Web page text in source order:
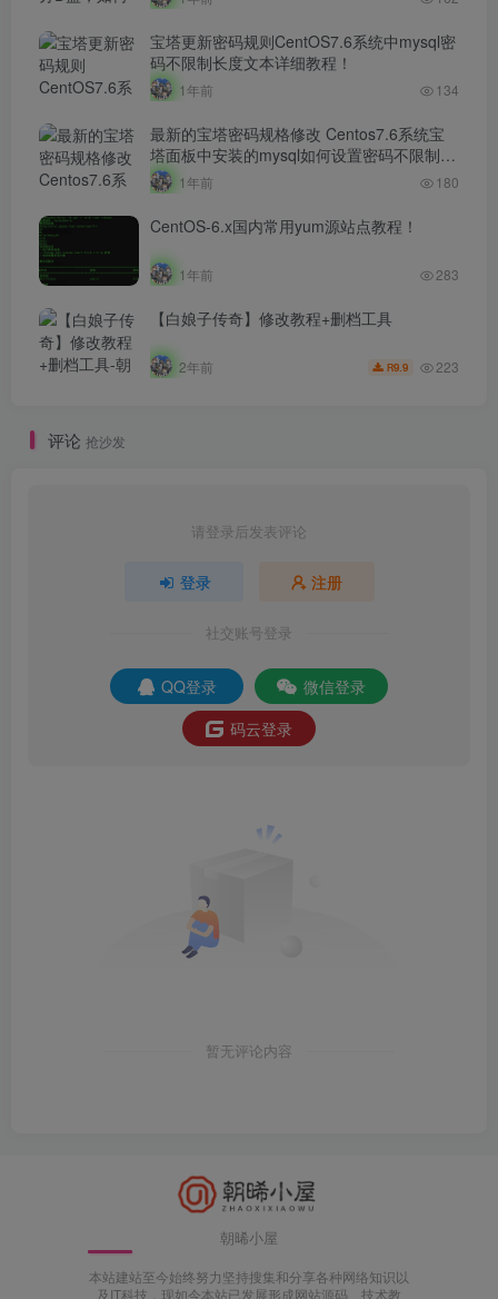
宝塔更新密码规则CentOS7.6系统中mysql密
码不限制长度文本详细教程！
1年前 134
最新的宝塔密码规格修改 Centos7.6系统宝
塔面板中安装的mysql如何设置密码不限制长
度文本详细教程！！
1年前 180
CentOS-6.x国内常用yum源站点教程！
1年前 283
【白娘子传奇】修改教程+删档工具
2年前 R9.9 223
评论 抢沙发
请登录后发表评论
登录 注册
社交账号登录
QQ登录
微信登录
码云登录
暂无评论内容
朝晞小屋
本站建站至今始终努力坚持搜集和分享各种网络知识以
及IT科技，现如今本站已发展形成网站源码、技术教